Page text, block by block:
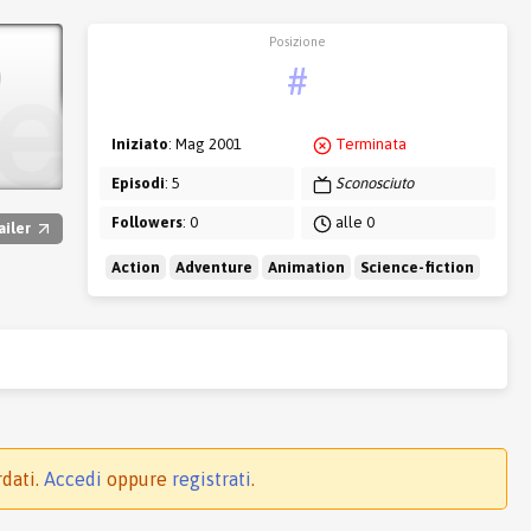
Posizione
#
Iniziato: Mag 2001
Episodi: 5
Followers: 0
Terminata
Sconosciuto
alle 0
Action Adventure Animation Science-fiction
Accedi oppure registrati.